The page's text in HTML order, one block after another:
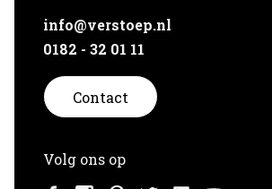
Neem contact op
Neem contact op
info@verstoep.nl
0182 - 32 01 11
Contact
Volg ons op